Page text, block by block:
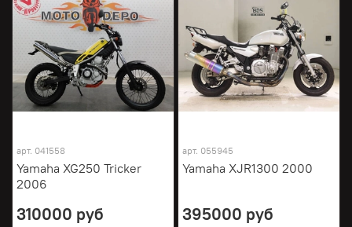
арт. 041558
Yamaha XG250 Tricker
2006
310000 руб
арт. 055945
Yamaha XJR1300 2000
395000 руб